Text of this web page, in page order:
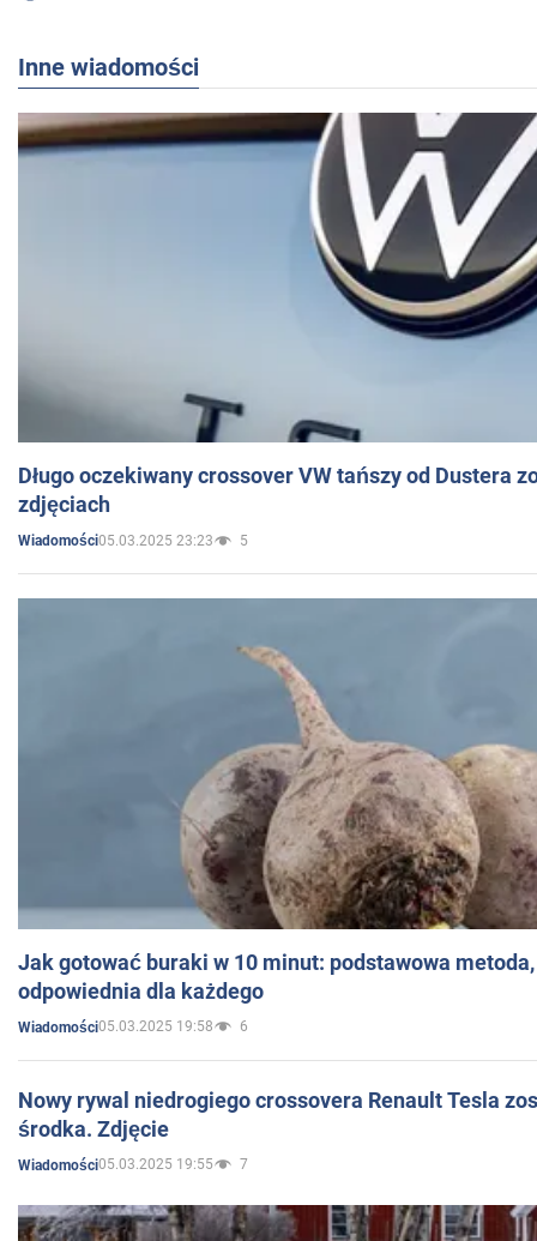
Inne wiadomości
Długo oczekiwany crossover VW tańszy od Dustera
zdjęciach
Wiadomości05.03.2025 23:23 5
Jak gotować buraki w 10 minut: podstawowa
odpowiednia dla każdego
Wiadomości05.03.2025 19:58 6
Nowy rywal niedrogiego crossovera Renault Tesla
środka. Zdjęcie
Wiadomości05.03.2025 19:55 7